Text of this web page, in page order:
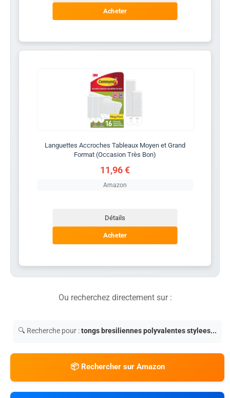
Acheter
Languettes Accroches Tableaux Moyen et Grand
Format (Occasion Très Bon)
11,96 €
Amazon
Détails
Acheter
Ou recherchez directement sur :
🔍 Recherche pour :tongs bresiliennes polyvalentes stylees...
📦 Rechercher sur Amazon